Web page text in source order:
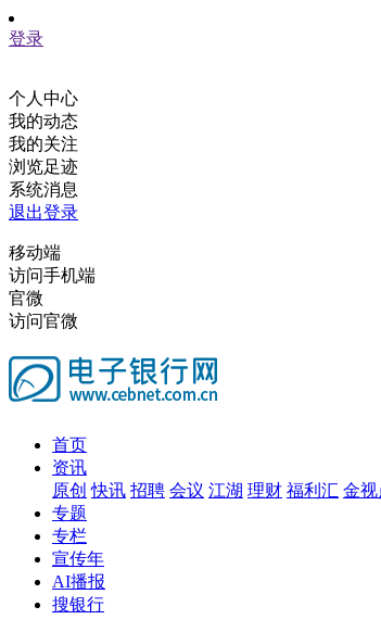
登录
个人中心
我的动态
我的关注
浏览足迹
系统消息
退出登录
移动端
访问手机端
官微
访问官微
首页
资讯
原创 快讯 招聘 会议 江湖 理财 福利汇 金视
专题
专栏
宣传年
AI播报
搜银行